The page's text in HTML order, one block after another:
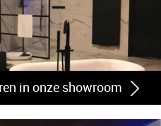
in onze showroom